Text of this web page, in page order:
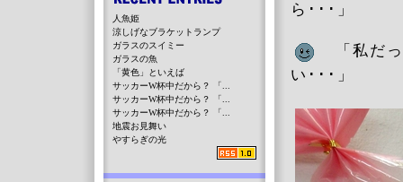
ら･･･」
「私だっ
い･･･」
人魚姫
涼しげなブラケットランプ
ガラスのスイミー
ガラスの魚
「黄色」といえば
サッカーW杯中だから？ 「...
サッカーW杯中だから？ 「...
サッカーW杯中だから？ 「...
地震お見舞い
やすらぎの光